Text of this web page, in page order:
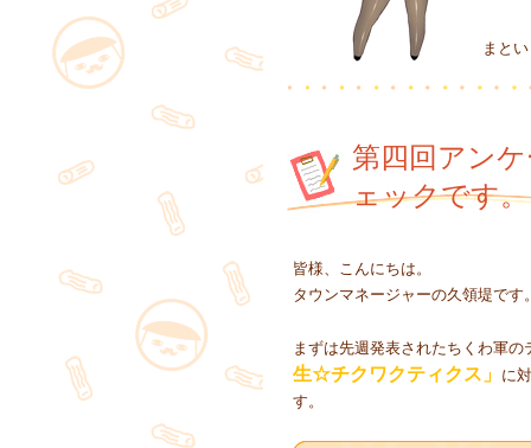
まとい
第四回アン
ェックです。
皆様、こんにちは。
タウンマネージャーの久領堤です
まずは先週発表されたちくわ軍
生☆チクワクティクス」
に
す。